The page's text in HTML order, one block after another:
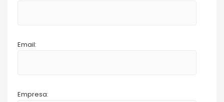
Email:
Empresa: